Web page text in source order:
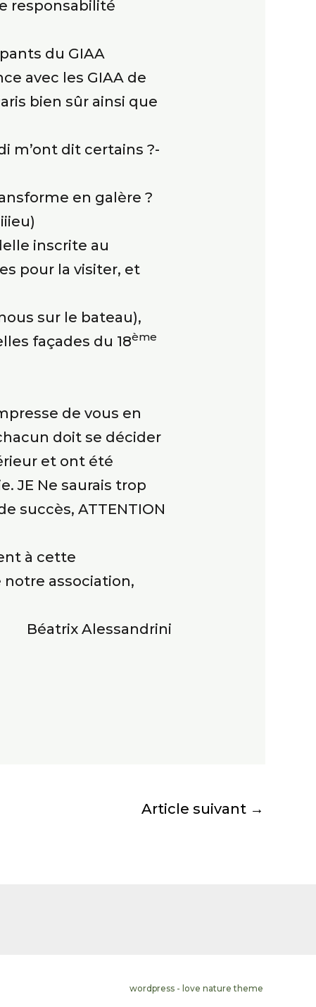
responsabilité
du GIAA
avec les GIAA de
bien sûr ainsi que
m’ont dit certains ?-
en galère ?
inscrite au
pour la visiter, et
sur le bateau),
façades du 18ème
de vous en
doit se décider
et ont été
JE Ne saurais trop
succès, ATTENTION
à cette
association,
Béatrix Alessandrini
Article suivant →
wordpress - love nature theme